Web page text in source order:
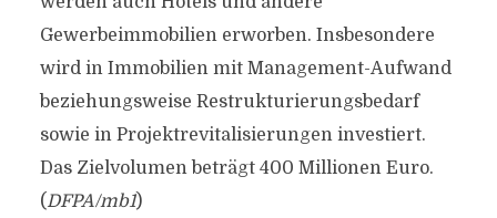
Gewerbeimmobilien erworben. Insbesondere
wird in Immobilien mit Management-Aufwand
beziehungsweise Restrukturierungsbedarf
sowie in Projektrevitalisierungen investiert.
Das Zielvolumen beträgt 400 Millionen Euro.
(DFPA/mb1)